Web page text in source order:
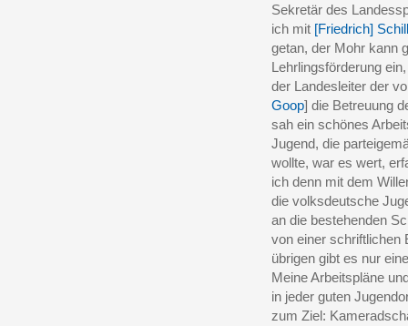
Sekretär des
ich mit [Friedrich]
getan, der Mohr kann
Lehrlingsförderung
der Landesleiter der
Goop] die Betreuung
sah ein schönes
Jugend, die
wollte, war es wert,
ich denn mit dem
die volksdeutsche
an die bestehenden
von einer schriftlichen
übrigen gibt es nur
Meine Arbeitspläne
in jeder guten
zum Ziel: